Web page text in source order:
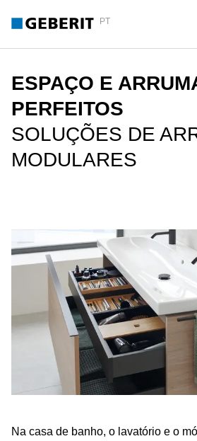
PT
ESPAÇO E
PERFEITOS
SOLUÇÕES DE
MODULARES
Na casa de banho, o lavatório e o